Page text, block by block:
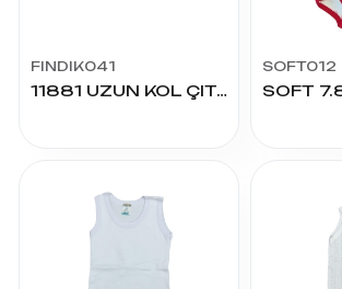
FINDIK041
11881 UZUN KOL ÇITÇITLI BADY
SOFT012